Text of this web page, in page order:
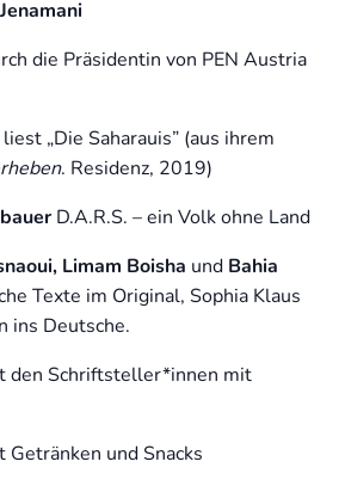
die Präsidentin von PEN Austria
liest „Die Saharauis” (aus ihrem
. Residenz, 2019)
D.A.R.S. – ein Volk ohne Land
Limam Boisha und Bahia
Texte im Original, Sophia Klaus
ins Deutsche.
den Schriftsteller*innen mit
und Snacks